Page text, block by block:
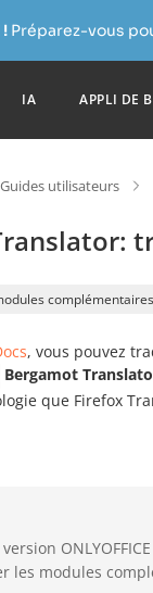
Préparez-vous
IA APPLI DE
Guides utilisateurs
complémentaires
, vous pouvez
Bergamot
que Firefox
les modules